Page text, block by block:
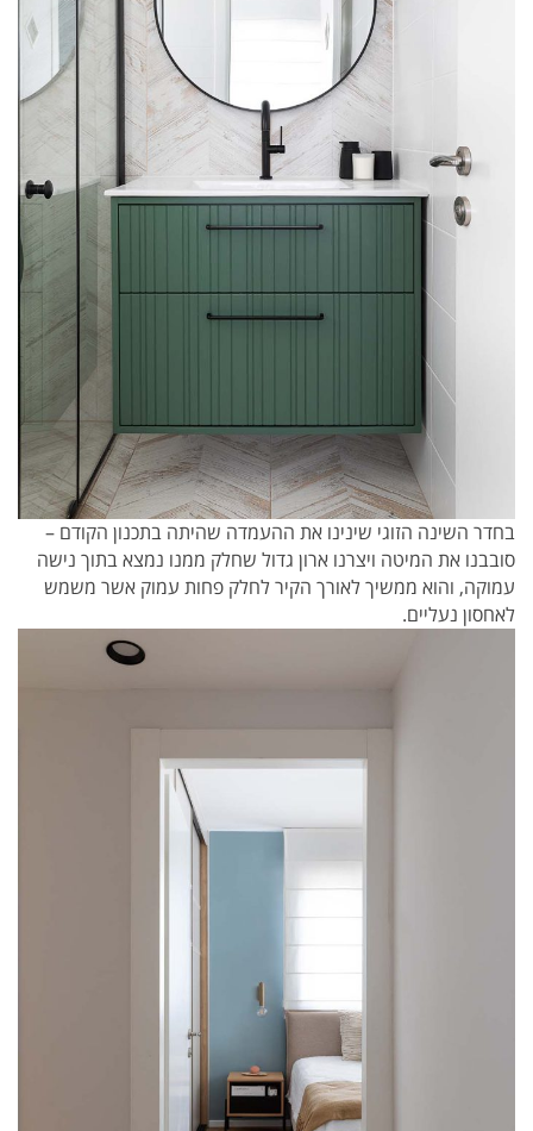
בחדר השינה הזוגי שינינו את ההעמדה שהיתה בתכנון הקודם –
סובבנו את המיטה ויצרנו ארון גדול שחלק ממנו נמצא בתוך נישה
עמוקה, והוא ממשיך לאורך הקיר לחלק פחות עמוק אשר משמש
לאחסון נעליים.